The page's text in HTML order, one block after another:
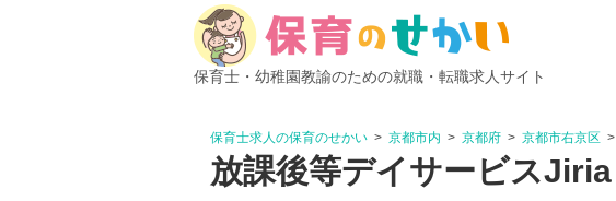
保育士・幼稚園教諭のための就職・転職求人サイト
保育士求人の保育のせかい 京都市内 京都府 京都市右京区
放課後等デイサービス